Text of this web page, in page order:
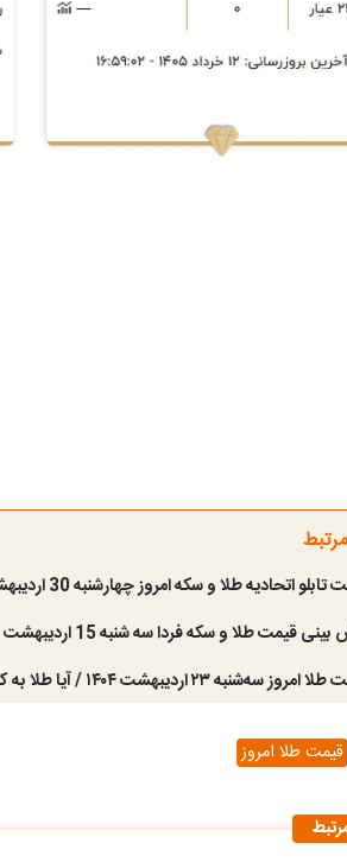
اتحادیه طلا و سکه امروز چهارشنبه 30 اردیبهشت
قیمت طلا و سکه فردا سه شنبه 15 اردیبهشت
سه‌شنبه ۲۳ اردیبهشت ۱۴۰۴ / آیا طلا به کف قیمتی خود رسیده؟
قیمت طلا امروز